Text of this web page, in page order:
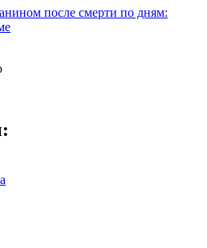
после смерти по дням: